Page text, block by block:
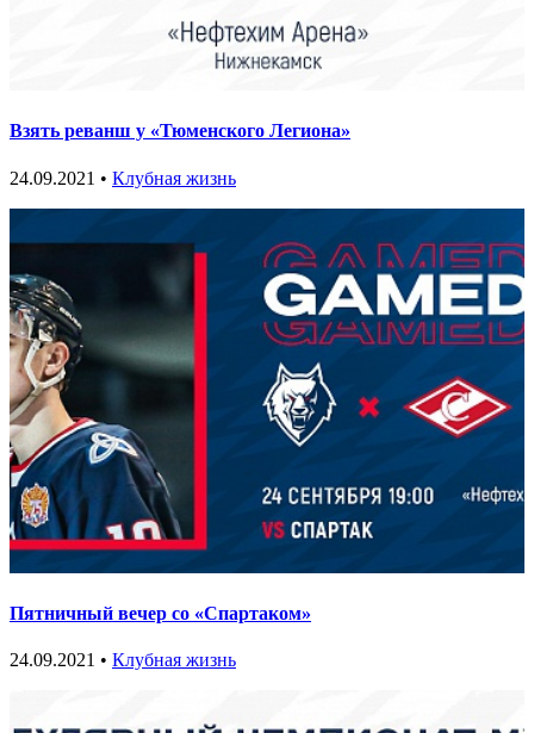
Взять реванш у «Тюменского Легиона»
24.09.2021 • Клубная жизнь
Пятничный вечер со «Спартаком»
24.09.2021 • Клубная жизнь